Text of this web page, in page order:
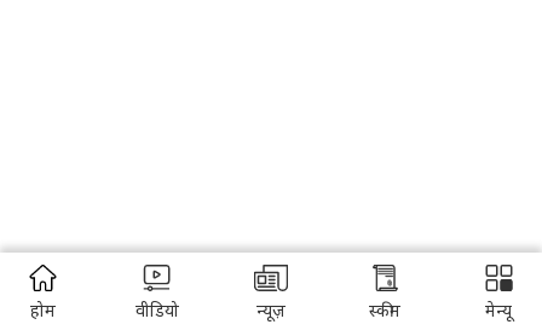
होम वीडियो न्यूज़ स्कीम मेन्यू